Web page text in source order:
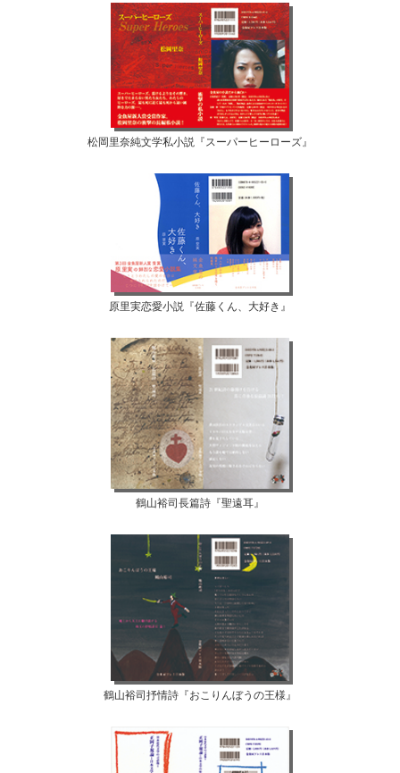
松岡里奈純文学私小説『スーパーヒーローズ』
原里実恋愛小説『佐藤くん、大好き』
鶴山裕司長篇詩『聖遠耳』
鶴山裕司抒情詩『おこりんぼうの王様』